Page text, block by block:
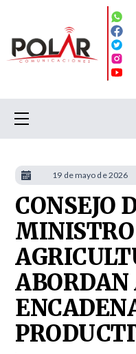
CONSEJO
ABORDAN
19 de mayo de 2026